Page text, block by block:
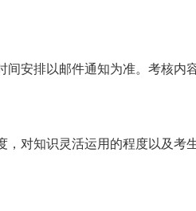
安排以邮件通知为准。考核内
对知识灵活运用的程度以及考